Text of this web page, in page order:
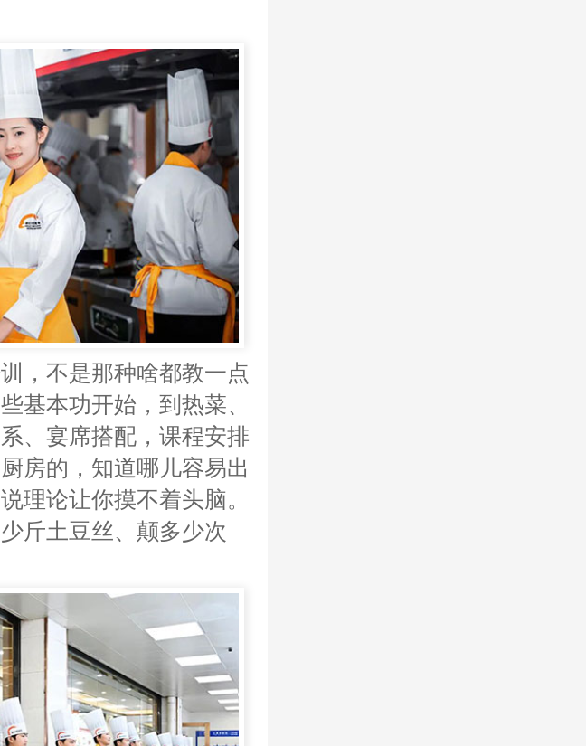
，不是那种啥都教一点
基本功开始，到热菜、
、宴席搭配，课程安排
房的，知道哪儿容易出
理论让你摸不着头脑。
斤土豆丝、颠多少次